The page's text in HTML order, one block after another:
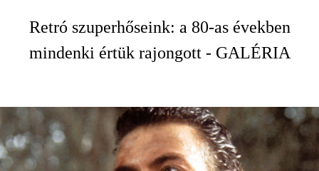
Retró szuperhőseink: a 80-as években
mindenki értük rajongott - GALÉRIA